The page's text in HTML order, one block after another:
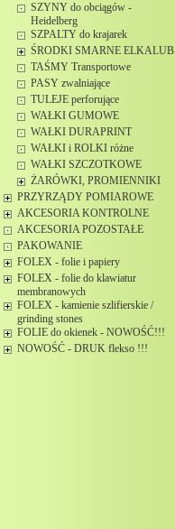
SZYNY do obciągów -
Heidelberg
SZPALTY do krajarek
ŚRODKI SMARNE ELKALUB
TAŚMY Transportowe
PASY zwalniające
TULEJE perforujące
WAŁKI GUMOWE
WAŁKI DURAPRINT
WAŁKI i ROLKI różne
WAŁKI SZCZOTKOWE
ŻARÓWKI, PROMIENNIKI
PRZYRZĄDY POMIAROWE
AKCESORIA KONTROLNE
AKCESORIA POZOSTAŁE
PAKOWANIE
FOLEX - folie i papiery
FOLEX - folie do klawiatur
membranowych
FOLEX - kamienie szlifierskie /
grinding stones
FOLIE do okienek - NOWOŚĆ!!!
NOWOŚĆ - DRUK flekso !!!